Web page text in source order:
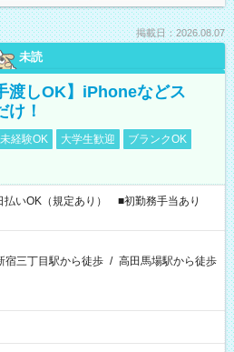
掲載日：2026.08.07
未読
渡しOK】iPhoneなどス
け！
経験OK 大学生歓迎
ブランクOK
いOK（規定あり） ■初勤務手当あり
宿三丁目駅から徒歩 / 高田馬場駅から徒歩